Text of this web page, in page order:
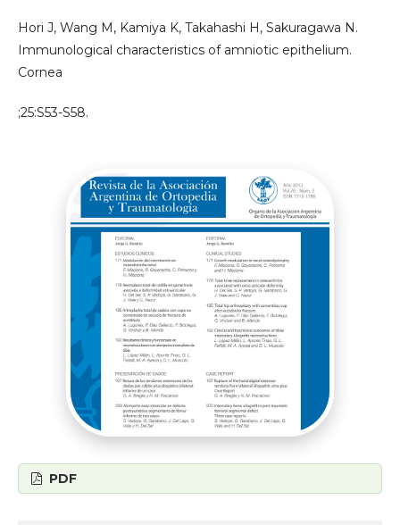
Hori J, Wang M, Kamiya K, Takahashi H, Sakuragawa N.
Immunological characteristics of amniotic epithelium.
Cornea
;25:S53-S58.
PDF